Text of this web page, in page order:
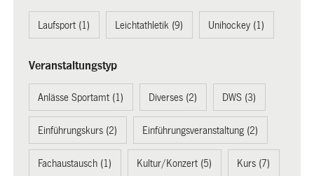
Laufsport (1) Leichtathletik (9) Unihockey (1)
Veranstaltungstyp
Anlässe Sportamt (1) Diverses (2) DWS (3)
Einführungskurs (2) Einführungsveranstaltung (2)
Fachaustausch (1) Kultur/Konzert (5) Kurs (7)